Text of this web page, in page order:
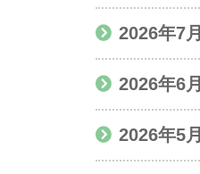
2026年7月
2026年6月
2026年5月